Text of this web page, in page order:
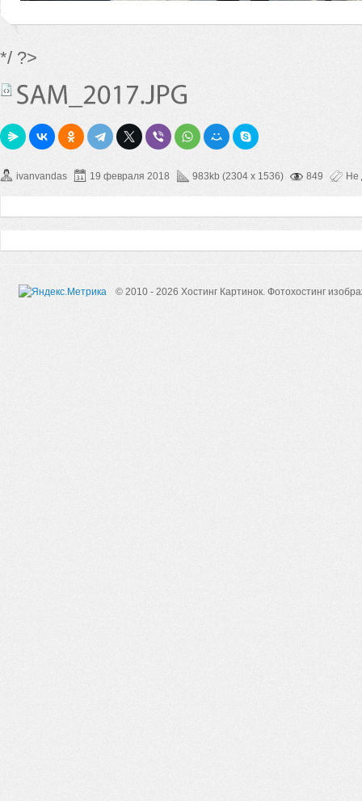
*/ ?>
ivanvandas 19 февраля 2018 983kb (2304 x 1536) 849 Не
© 2010 - 2026 Хостинг Картинок. Фотохостинг